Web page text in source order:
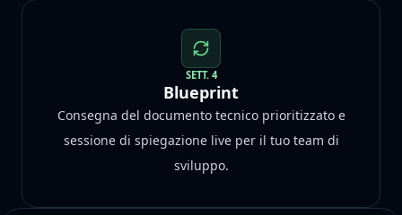
SETT. 4
Blueprint
Consegna del documento tecnico prioritizzato e
sessione di spiegazione live per il tuo team di
sviluppo.